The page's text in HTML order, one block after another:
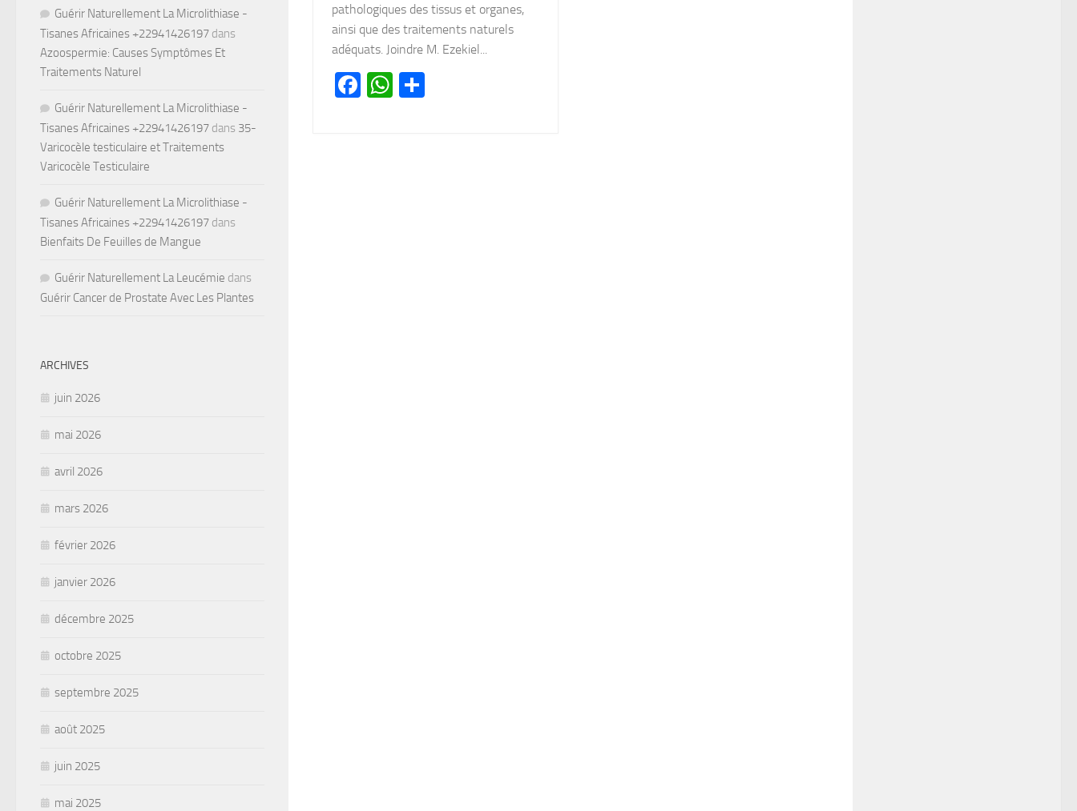
pathologiques des tissus et organes,
ainsi que des traitements naturels
adéquats. Joindre M. Ezekiel...
Facebook
WhatsApp
Guérir Naturellement La Microlithiase -
Tisanes Africaines +22941426197 dans
Azoospermie: Causes Symptômes Et
Traitements Naturel
Guérir Naturellement La Microlithiase -
Tisanes Africaines +22941426197 dans 35-
Varicocèle testiculaire et Traitements
Varicocèle Testiculaire
Guérir Naturellement La Microlithiase -
Tisanes Africaines +22941426197 dans
Bienfaits De Feuilles de Mangue
Guérir Naturellement La Leucémie dans
Guérir Cancer de Prostate Avec Les Plantes
ARCHIVES
juin 2026
mai 2026
avril 2026
mars 2026
février 2026
janvier 2026
décembre 2025
octobre 2025
septembre 2025
août 2025
juin 2025
mai 2025